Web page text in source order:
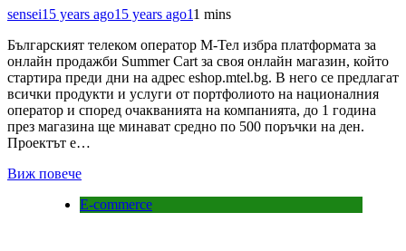
sensei15 years ago15 years ago11 mins
Българският телеком оператор М-Тел избра платформата за
онлайн продажби Summer Cart за своя онлайн магазин, който
стартира преди дни на адрес eshop.mtel.bg. В него се предлагат
всички продукти и услуги от портфолиото на националния
оператор и според очакванията на компанията, до 1 година
през магазина ще минават средно по 500 поръчки на ден.
Проектът е…
Виж повече
E-commerce